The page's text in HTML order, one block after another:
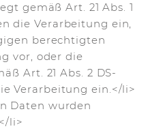
gemäß Art. 21 Abs. 1
die Verarbeitung ein,
berechtigten
vor, oder die
Art. 21 Abs. 2 DS-
Verarbeitung ein.</li>
Daten wurden
li>